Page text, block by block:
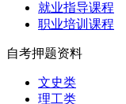
就业指导课程
职业培训课程
自考押题资料
文史类
理工类